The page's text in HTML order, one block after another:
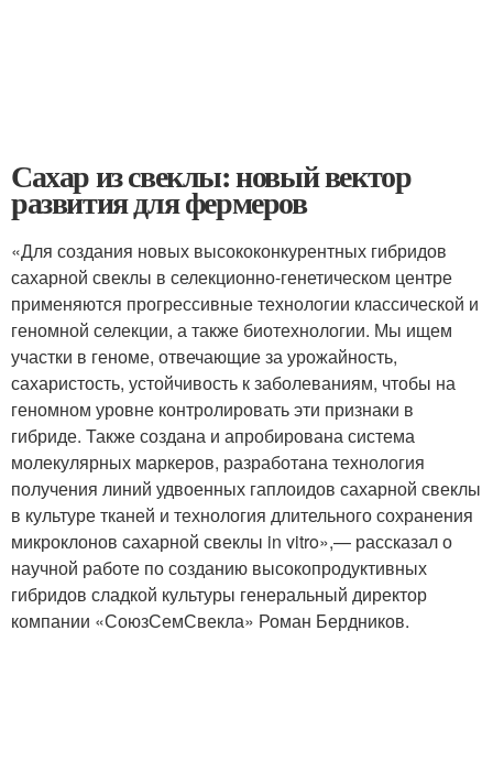
Сахар из свеклы: новый вектор
развития для фермеров
«Для создания новых высококонкурентных гибридов
сахарной свеклы в селекционно-генетическом центре
применяются прогрессивные технологии классической и
геномной селекции, а также биотехнологии. Мы ищем
участки в геноме, отвечающие за урожайность,
сахаристость, устойчивость к заболеваниям, чтобы на
геномном уровне контролировать эти признаки в
гибриде. Также создана и апробирована система
молекулярных маркеров, разработана технология
получения линий удвоенных гаплоидов сахарной свеклы
в культуре тканей и технология длительного сохранения
микроклонов сахарной свеклы in vitro»,— рассказал о
научной работе по созданию высокопродуктивных
гибридов сладкой культуры генеральный директор
компании «СоюзСемСвекла» Роман Бердников.